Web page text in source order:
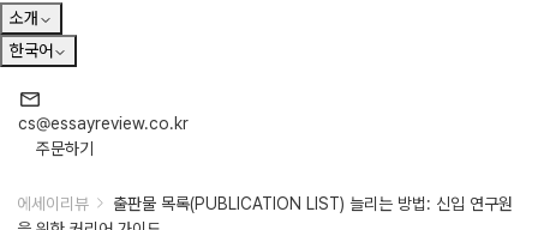
소개
한국어
cs@essayreview.co.kr
주문하기
에세이리뷰
출판물 목록(PUBLICATION LIST) 늘리는 방법: 신입 연구원